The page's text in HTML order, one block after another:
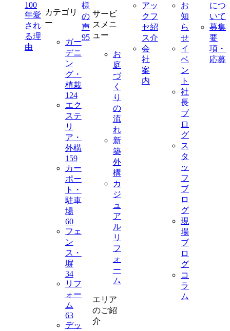
100
年愛
され
る理
由
カテゴリ
ー
ガー
デニ
ン
グ・
植栽
124
エク
ステ
リ
ア・
外構
159
カー
ポー
ト・
駐車
場
60
フェ
ン
ス・
塀
34
リフ
ォー
ム
63
デッ
様
の
声
95
サービ
スメニ
ュー
お
庭
づ
く
り
の
流
れ
新
築
外
構
カ
ジ
ュ
ア
ル
リ
フ
ォ
ー
ム
エリア
のご紹
介
ア
ク
セ
ス
会
社
案
内
ッ
フ
紹
介
お
知
ら
せ
イ
ベ
ン
ト
社
長
ブ
ロ
グ
ス
タ
ッ
フ
ブ
ロ
グ
現
場
ブ
ロ
グ
コ
ラ
ム
につ
いて
募集
要
項・
応募